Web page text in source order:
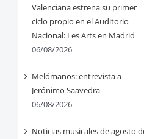
Valenciana estrena su primer
ciclo propio en el Auditorio
Nacional: Les Arts en Madrid
06/08/2026
Melómanos: entrevista a
Jerónimo Saavedra
06/08/2026
Noticias musicales de agosto